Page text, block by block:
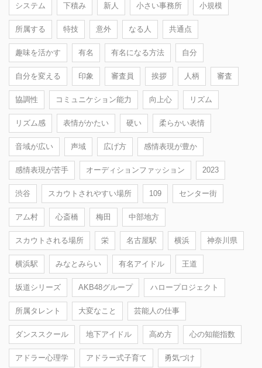
システム 下積み 新人 小さい事務所 小規模
所属する 特技 意外 なる人 共通点
趣味を活かす 有名 有名になる方法 自分
自分を変える 印象 審査員 挨拶 人柄 審査
協調性 コミュニケション能力 向上心 リズム
リズム感 表情がかたい 硬い 柔らかい表情
音域が広い 声域 広げ方 感情表現が豊か
感情表現が苦手 オーディションファッション 2023
渋谷 スカウトされやすい場所 109 センター街
アム村 心斎橋 梅田 中部地方
スカウトされる場所 栄 名古屋駅 横浜 神奈川県
横浜駅 みなとみらい 有名アイドル 王道
坂道シリーズ AKB48グループ ハロープロジェクト
所属タレント 大変なこと 芸能人の仕事
ダンススクール 地下アイドル 高め方 心の知能指数
アドラー心理学 アドラー式子育て 勇気づけ